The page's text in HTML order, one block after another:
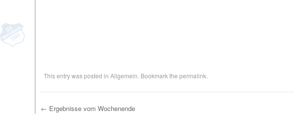
This entry was posted in Allgemein. Bookmark the permalink.
← Ergebnisse vom Wochenende